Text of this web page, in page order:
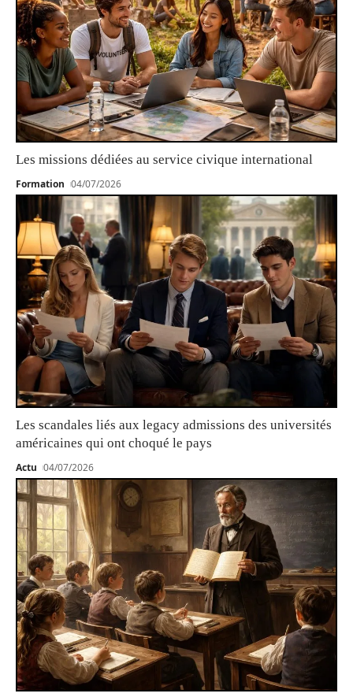
Les missions dédiées au service civique international
Formation 04/07/2026
Les scandales liés aux legacy admissions des universités
américaines qui ont choqué le pays
Actu 04/07/2026